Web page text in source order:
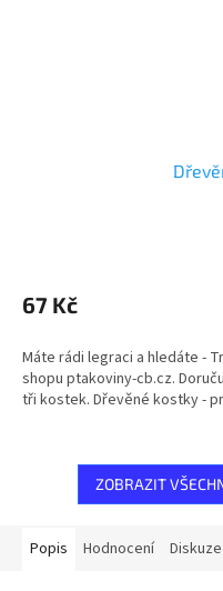
67 Kč
Máte rádi legraci a hledáte -
shopu ptakoviny-cb.cz.
tři kostek. Dřevěné kostky -
ZOBRAZIT
Popis Hodnocení Diskuze